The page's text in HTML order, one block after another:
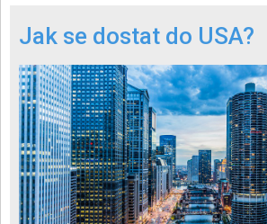
Jak se dostat do USA?